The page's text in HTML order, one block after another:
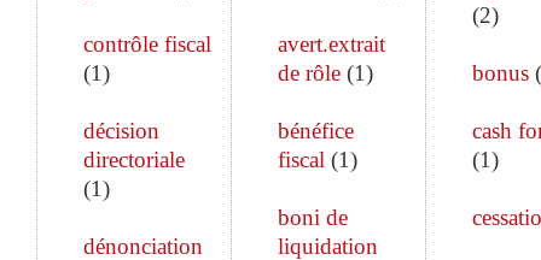
contrôle fiscal
(1)
décision
directoriale
(1)
dénonciation
avert.extrait
de rôle(1)
bénéfice
fiscal (1)
boni de
liquidation
(2)
bonus(
cash
(1)